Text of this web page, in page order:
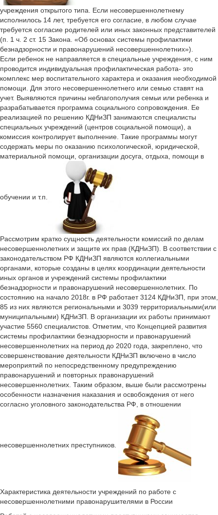
учреждения открытого типа. Если несовершеннолетнему
исполнилось 14 лет, требуется его согласие, в любом случае
требуется согласие родителей или иных законных представителей
(п. 1 ч. 2 ст. 15 Закона. «Об основах системы профилактики
безнадзорности и правонарушений несовершеннолетних»).
Если ребенок не направляется в специальные учреждения, с ним
проводится индивидуальная профилактическая работа- это
комплекс мер воспитательного характера и оказания необходимой
помощи. Для этого несовершеннолетнего или семью ставят на
учет. Выявляются причины неблагополучия семьи или ребенка и
разрабатывается программа социального сопровождения. Ее
реализацией по решению КДНиЗП занимаются специалисты
специальных учреждений (центров социальной помощи), а
комиссия контролирует выполнение. Такие программы могут
содержать меры по оказанию психологической, юридической,
материальной помощи, организации досуга, отдыха, помощи в
обучении и т.п.
Рассмотрим кратко сущность деятельности комиссий по делам
несовершеннолетних и защите их прав (КДНиЗП). В соответствии с
законодательством РФ КДНиЗП являются коллегиальными
органами, которые созданы в целях координации деятельности
иных органов и учреждений системы профилактики
безнадзорности и правонарушений несовершеннолетних. По
состоянию на начало 2018г. в РФ работает 3124 КДНиЗП, при этом,
85 из них являются региональными и 3039 территориальными(или
муниципальными) КДНиЗП. В организации их работы принимают
участие 5560 специалистов. Отметим, что Концепцией развития
системы профилактики безнадзорности и правонарушений
несовершеннолетних на период до 2020 года, закреплено, что
совершенствование деятельности КДНиЗП включено в число
мероприятий по непосредственному предупреждению
правонарушений и повторных правонарушений
несовершеннолетних. Таким образом, выше были рассмотрены
особенности назначения наказания и освобождения от него
согласно уголовного законодательства РФ, в отношении
несовершеннолетних преступников.
Характеристика деятельности учреждений по работе с
несовершеннолетними правонарушителями в России